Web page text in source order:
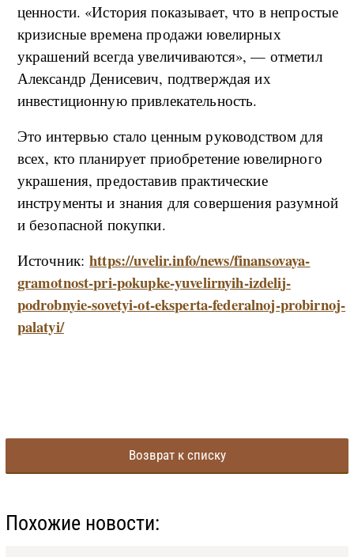
ценности. «История показывает, что в непростые
кризисные времена продажи ювелирных
украшений всегда увеличиваются», — отметил
Александр Денисевич, подтверждая их
инвестиционную привлекательность.
Это интервью стало ценным руководством для
всех, кто планирует приобретение ювелирного
украшения, предоставив практические
инструменты и знания для совершения разумной
и безопасной покупки.
Источник:https://uvelir.info/news/finansovaya-
gramotnost-pri-pokupke-yuvelirnyih-izdelij-
podrobnyie-sovetyi-ot-eksperta-federalnoj-probirnoj-
palatyi/
Возврат к списку
Похожие новости: